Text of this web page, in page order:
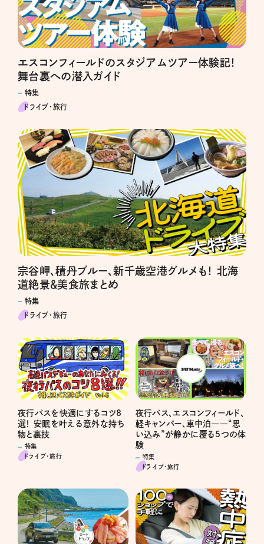
エスコンフィールドのスタジアムツアー体験記！
舞台裏への潜入ガイド
特集
ドライブ･旅行
宗谷岬、積丹ブルー、新千歳空港グルメも！ 北海
道絶景＆美食旅まとめ
特集
ドライブ･旅行
夜行バスを快適にするコツ8
選！ 安眠を叶える意外な持ち
物と裏技
特集
ドライブ･旅行
夜行バス、エスコンフィールド、
軽キャンパー、車中泊――“思
い込み”が静かに覆る5つの体
験
特集
ドライブ･旅行